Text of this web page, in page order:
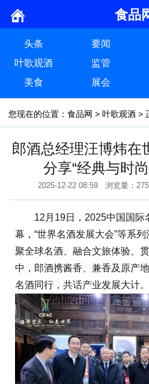
食品
头条 要闻
叶歌观酒
监管
美食
展会
您现在的位置： 食品网 > 叶歌观酒 >
郎酒总经理汪博炜在
分享“经典与时
2025-12-22 08:59 浏览量：
12月19日，2025中国国际
幕，“世界名酒发展大会”等系
聚全球名酒、融合文旅体验、
中，郎酒携酱香、兼香及原产
名酒同行，共话产业发展大计。